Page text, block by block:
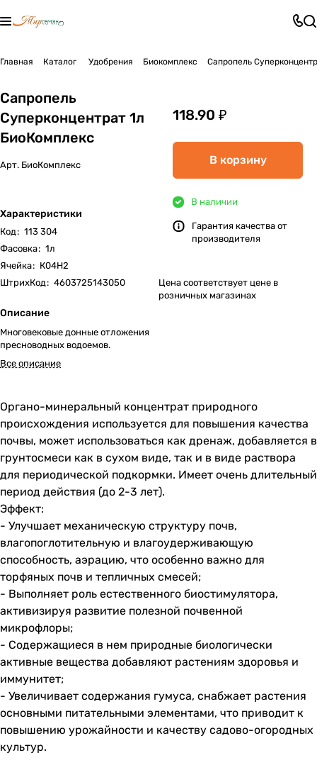
Главная Каталог Удобрения Биокомплекс Сапропель
Сапропель
Суперконцентрат 1л
БиоКомплекс
Арт. БиоКомплекс
Характеристики
Код: 113 304
Фасовка: 1л
Ячейка: К04Н2
ШтрихКод: 4603725143050
Описание
Многовековые донные отложения
пресноводных водоемов.
Все описание
118.90 ₽
В корзину
В наличии
Гарантия качества от
производителя
Цена соответствует цене в
розничных магазинах
Органо-минеральный концентрат природного
происхождения используется для повышения качества
почвы, может использоваться как дренаж, добавляется в
грунтосмеси как в сухом виде, так и в виде раствора
для периодической подкормки. Имеет очень длительный
период действия (до 2-3 лет).
Эффект:
- Улучшает механическую структуру почв,
влагопоглотительную и влагоудерживающую
способность, аэрацию, что особенно важно для
торфяных почв и тепличных смесей;
- Выполняет роль естественного биостимулятора,
активизируя развитие полезной почвенной
микрофлоры;
- Содержащиеся в нем природные биологически
активные вещества добавляют растениям здоровья и
иммунитет;
- Увеличивает содержания гумуса, снабжает растения
основными питательными элементами, что приводит к
повышению урожайности и качеству садово-огородных
культур.